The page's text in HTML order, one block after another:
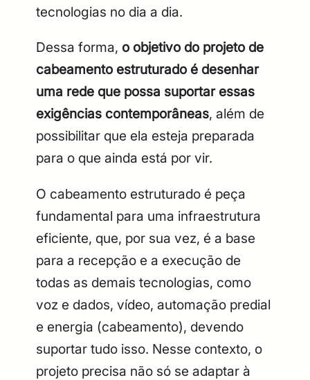
tecnologias no dia a dia.
Dessa forma, o objetivo do projeto de
cabeamento estruturado é desenhar
uma rede que possa suportar essas
exigências contemporâneas, além de
possibilitar que ela esteja preparada
para o que ainda está por vir.
O cabeamento estruturado é peça
fundamental para uma infraestrutura
eficiente, que, por sua vez, é a base
para a recepção e a execução de
todas as demais tecnologias, como
voz e dados, vídeo, automação predial
e energia (cabeamento), devendo
suportar tudo isso. Nesse contexto, o
projeto precisa não só se adaptar à